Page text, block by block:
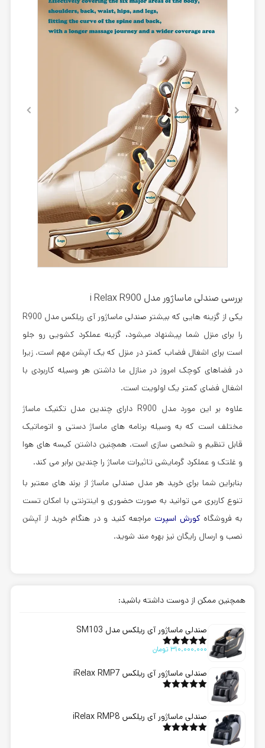
بررسی صندلی ماساژور مدل i Relax R900
یکی از گزینه هایی که بیشتر صندلی ماساژور آی ریلکس مدل R900
را برای منزل شما پیشنهاد میشود، گزینه عملکرد کشویی رو جلو
است برای اشغال فضاب کمتر در منزل که یک آپشن مهم است. زیرا
در فضاهای کوچک امروز در منازل ما داشتن هر وسیله کاربردی با
اشغال فضای کمتر یک اولویت است.
علاوه بر این مورد مدل R900 دارای چندین مدل تکنیک ماساژ
مختلف است که به وسیله برنامه های ماساژ دستی و اتوماتیک
قابل تنظیم و شخصی سازی است. همچنین داشتن کیسه های هوا
و غلتک و عملکرد گرمایشی تاثیرات ماساژ را چندین برابر می کند.
بنابراین شما برای خرید هر مدل صندلی ماساژ از برند های معتبر با
تنوع کاربری می توانید به صورت حضوری و اینترنتی با امکان تست
به فروشگاه کورش اسپرت مراجعه کنید و در هنگام خرید از آپشن
نصب و ارسال رایگان نیز بهره مند شوید.
همچنین ممکن از دوست داشته باشید:
صندلی ماساژور آی ریلکس مدل SM103
امتیاز5.00
310.000.000تومان
صندلی ماساژور آی ریلکس iRelax RMP7
صندلی ماساژور آی ریلکس iRelax RMP8